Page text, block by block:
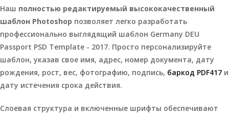
Наш полностью редактируемый высококачественный
шаблон Photoshop позволяет легко разработать
профессионально выглядящий шаблон Germany DEU
Passport PSD Template - 2017. Просто персонализируйте
шаблон, указав свое имя, адрес, номер документа, дату
рождения, рост, вес, фотографию, подпись, баркод PDF417 и
дату истечения срока действия.
Слоевая структура и включенные шрифты обеспечивают